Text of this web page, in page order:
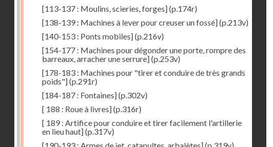
[113-137 : Moulins, scieries, forges](p.174r)
[138-139 : Machines à lever pour creuser un fossé](p.213v)
[140-153 : Ponts mobiles](p.216v)
[154-177 : Machines pour dégonder une porte, rompre des
barreaux, arracher une serrure](p.253v)
[178-183 : Machines pour "tirer et conduire de très grands
poids"](p.291r)
[184-187 : Fontaines](p.302v)
[ 188 : Roue à livres](p.316r)
[ 189 : Artifice pour conduire et tirer facilement l'artillerie
en lieu haut](p.317v)